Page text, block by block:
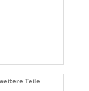
Teile